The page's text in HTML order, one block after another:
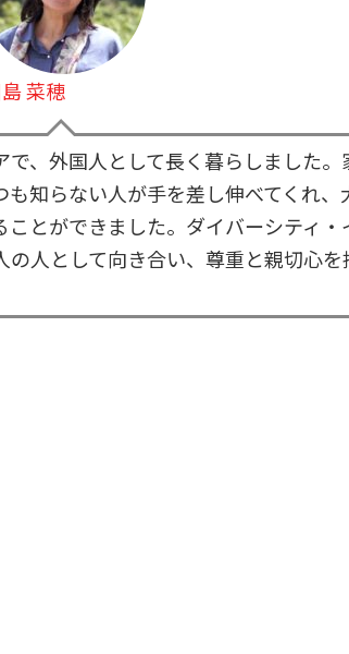
菜穂
、外国人として長く暮らしました
知らない人が手を差し伸べてくれ、
とができました。ダイバーシティ・
人として向き合い、尊重と親切心